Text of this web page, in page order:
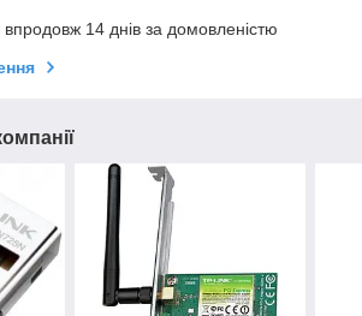
14 днів за домовленістю